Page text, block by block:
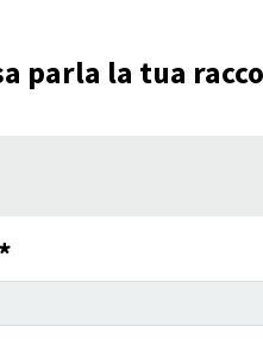
parla la tua